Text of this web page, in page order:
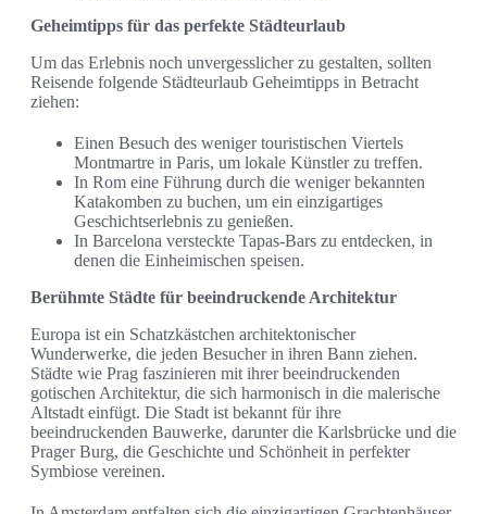
Geheimtipps für das perfekte Städteurlaub
Um das Erlebnis noch unvergesslicher zu gestalten, sollten
Reisende folgende Städteurlaub Geheimtipps in Betracht
ziehen:
Einen Besuch des weniger touristischen Viertels
Montmartre in Paris, um lokale Künstler zu treffen.
In Rom eine Führung durch die weniger bekannten
Katakomben zu buchen, um ein einzigartiges
Geschichtserlebnis zu genießen.
In Barcelona versteckte Tapas-Bars zu entdecken, in
denen die Einheimischen speisen.
Berühmte Städte für beeindruckende Architektur
Europa ist ein Schatzkästchen architektonischer
Wunderwerke, die jeden Besucher in ihren Bann ziehen.
Städte wie Prag faszinieren mit ihrer beeindruckenden
gotischen Architektur, die sich harmonisch in die malerische
Altstadt einfügt. Die Stadt ist bekannt für ihre
beeindruckenden Bauwerke, darunter die Karlsbrücke und die
Prager Burg, die Geschichte und Schönheit in perfekter
Symbiose vereinen.